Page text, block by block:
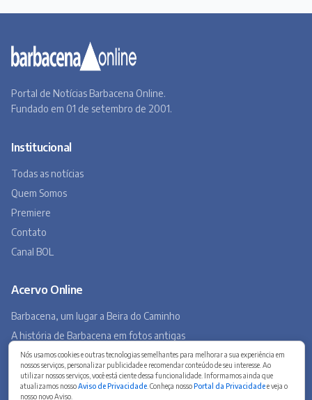
Nós usamos cookies e outras tecnologias semelhantes para melhorar a sua experiência em
nossos serviços, personalizar publicidade e recomendar conteúdo de seu interesse. Ao
utilizar nossos serviços, você está ciente dessa funcionalidade. Informamos ainda que
atualizamos nossoAviso de Privacidade . Conheça nossoPortal da Privacidadee veja o
nosso novo Aviso.
Contato
Acervo Online
Barbacena, um lugar a Beira do Caminho
Museu Virtual
Museu do Tropeirismo
Copyright 2026 © Barbacena Online. Todos os direitos reservados.